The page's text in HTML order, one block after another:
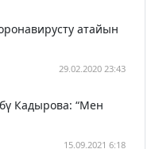
атайын
29.02.2020 23:43
Кадырова: “Мен
15.09.2021 6:18